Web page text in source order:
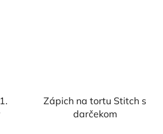
Zápich na tortu Stitch s
darčekom